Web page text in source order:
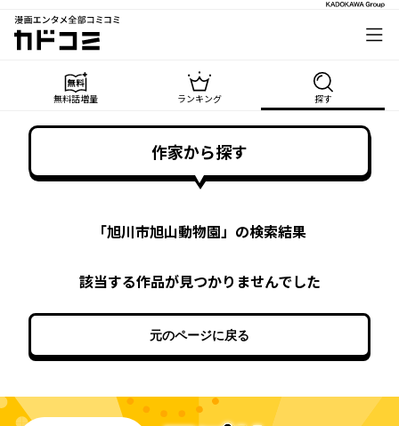
漫画エンタメ全部コミコミ
カドコミ
無料話増量 ランキング 探す
作家から探す
「旭川市旭山動物園」の検索結果
該当する作品が見つかりませんでした
元のページに戻る